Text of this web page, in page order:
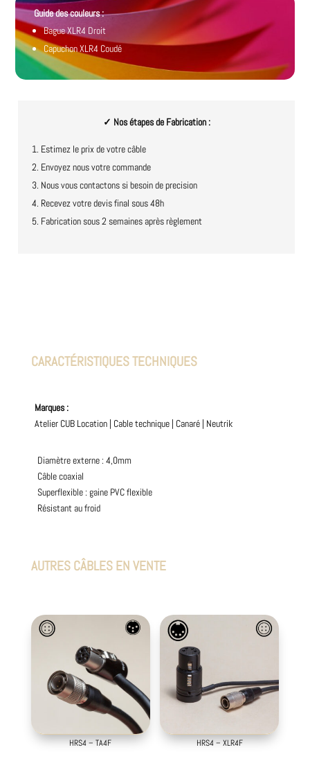
Guide des couleurs :
Bague XLR4 Droit
Capuchon XLR4 Coudé
✓ Nos étapes de Fabrication :
Estimez le prix de votre câble
Envoyez nous votre commande
Nous vous contactons si besoin de precision
Recevez votre devis final sous 48h
Fabrication sous 2 semaines après règlement
CARACTÉRISTIQUES TECHNIQUES
Marques :
Atelier CUB Location | Cable technique | Canaré | Neutrik
Diamètre externe : 4,0mm
Câble coaxial
Superflexible : gaine PVC flexible
Résistant au froid
AUTRES CÂBLES EN VENTE
HRS4 – TA4F HRS4 – XLR4F